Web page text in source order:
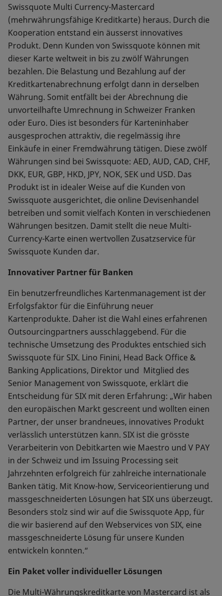
Swissquote Multi Currency-Mastercard
(mehrwährungsfähige Kreditkarte) heraus. Durch die
Kooperation entstand ein äusserst innovatives
Produkt. Denn Kunden von Swissquote können mit
dieser Karte weltweit in bis zu zwölf Währungen
bezahlen. Die Belastung und Bezahlung auf der
Kreditkartenabrechnung erfolgt dann in derselben
Währung. Somit entfällt bei der Abrechnung die
unvorteilhafte Umrechnung in Schweizer Franken
oder Euro. Dies ist besonders für Karteninhaber
ausgesprochen attraktiv, die regelmässig ihre
Einkäufe in einer Fremdwährung tätigen. Diese zwölf
Währungen sind bei Swissquote: AED, AUD, CAD, CHF,
DKK, EUR, GBP, HKD, JPY, NOK, SEK und USD. Das
Produkt ist in idealer Weise auf die Kunden von
Swissquote ausgerichtet, die online Devisenhandel
betreiben und somit vielfach Konten in verschiedenen
Währungen besitzen. Damit stellt die neue Multi-
Currency-Karte einen wertvollen Zusatzservice für
Swissquote Kunden dar.
Innovativer Partner für Banken
Ein benutzerfreundliches Kartenmanagement ist der
Erfolgsfaktor für die Einführung neuer
Kartenprodukte. Daher ist die Wahl eines erfahrenen
Outsourcingpartners ausschlaggebend. Für die
technische Umsetzung des Produktes entschied sich
Swissquote für SIX. Lino Finini, Head Back Office &
Banking Applications, Direktor und Mitglied des
Senior Management von Swissquote, erklärt die
Entscheidung für SIX mit deren Erfahrung: „Wir haben
den europäischen Markt gescreent und wollten einen
Partner, der unser brandneues, innovatives Produkt
verlässlich unterstützen kann. SIX ist die grösste
Verarbeiterin von Debitkarten wie Maestro und V PAY
in der Schweiz und im Issuing Processing seit
Jahrzehnten erfolgreich für zahlreiche internationale
Banken tätig. Mit Know-how, Serviceorientierung und
massgeschneiderten Lösungen hat SIX uns überzeugt.
Besonders stolz sind wir auf die Swissquote App, für
die wir basierend auf den Webservices von SIX, eine
massgeschneiderte Lösung für unsere Kunden
entwickeln konnten.“
Ein Paket voller individueller Lösungen
Die Multi-Währungskreditkarte von Mastercard ist als